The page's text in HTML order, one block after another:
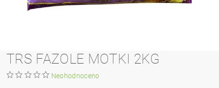
TRS FAZOLE MOTKI 2KG
Neohodnoceno